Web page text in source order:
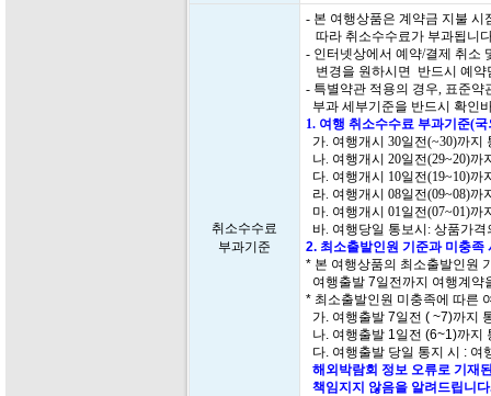
취소수수료
부과기준
- 본 여행상품은 계약금 지불 시
따라 취소수수료가 부과됩니
- 인터넷상에서 예약/결제 취소
변경을 원하시면 반드시 예약
- 특별약관 적용의 경우, 표준
부과 세부기준을 반드시 확인
1. 여행 취소수수료 부과기준(
가. 여행개시 30일전(~30)까지
나. 여행개시 20일전(29~20)까
다. 여행개시 10일전(19~10)까
라. 여행개시 08일전(09~08)까
마. 여행개시 01일전(07~01)까
바. 여행당일 통보시: 상품가격
2. 최소출발인원 기준과 미충족
* 본 여행상품의 최소출발인원
여행출발 7일전까지 여행계약
* 최소출발인원 미충족에 따른
가. 여행출발 7일전 ( ~7)까지
나. 여행출발 1일전 (6~1)까지
다. 여행출발 당일 통지 시 : 여
해외박람회 정보 오류로 기재
책임지지 않음을 알려드립니